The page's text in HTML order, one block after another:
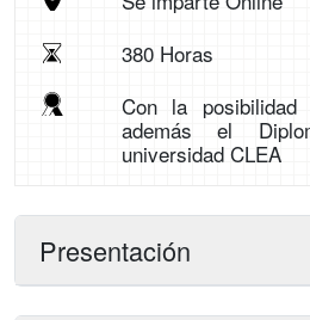
380 Horas
Con la
además el
universidad CLEA
Presentación